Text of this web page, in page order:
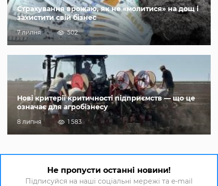
Страхування врожаю, як не «молитися» на дощ і
захистити свій бізнес
7 липня 502
Нові критерії критичності підприємств — що це
означає для агробізнесу
8 липня 1 583
Не пропусти останні новини!
Підписуйся на наші соціальні мережі та e-mail